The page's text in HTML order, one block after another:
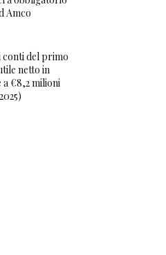
Amco
conti del primo
netto in
€8,2 milioni